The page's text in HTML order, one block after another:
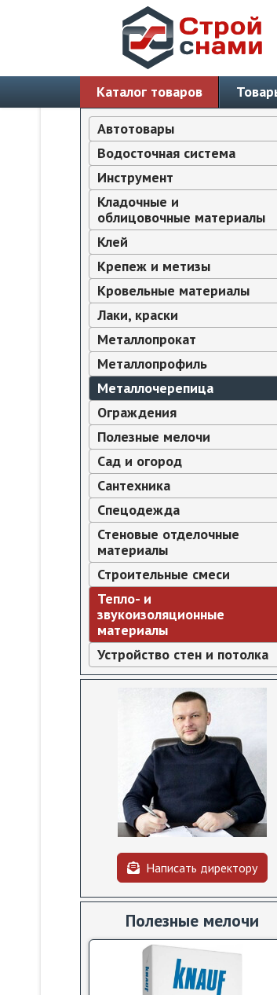
Каталог товаров
Автотовары
Водосточная система
Инструмент
Кладочные и
облицовочные материалы
Клей
Крепеж и метизы
Кровельные материалы
Лаки, краски
Металлопрокат
Металлопрофиль
Металлочерепица
Ограждения
Полезные мелочи
Сад и огород
Сантехника
Спецодежда
Стеновые отделочные
материалы
Строительные смеси
Тепло- и
звукоизоляционные
материалы
Устройство стен и потолка
Написать директору
Полезные мелочи